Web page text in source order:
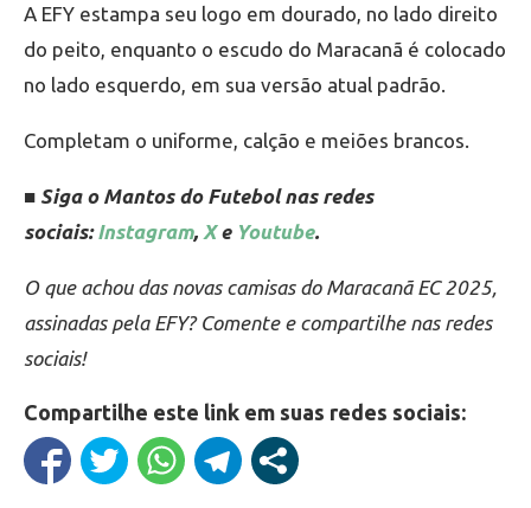
A EFY estampa seu logo em dourado, no lado direito
do peito, enquanto o escudo do Maracanã é colocado
no lado esquerdo, em sua versão atual padrão.
Completam o uniforme, calção e meiões brancos.
■ Siga o Mantos do Futebol nas redes
sociais: Instagram, Xe Youtube.
O que achou das novas camisas do Maracanã EC 2025,
assinadas pela EFY? Comente e compartilhe nas redes
sociais!
Compartilhe este link em suas redes sociais: